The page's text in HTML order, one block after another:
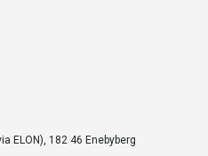
ELON), 182 46 Enebyberg